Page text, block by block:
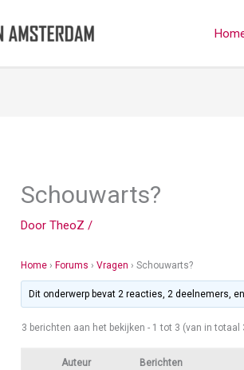
Schouwarts?
DoorTheoZ/
Home › Forums › Vragen › Schouwarts?
Dit onderwerp bevat 2 reacties, 2 deelnemers,
3 berichten aan het bekijken - 1 tot 3 (van in totaal
Auteur Berichten